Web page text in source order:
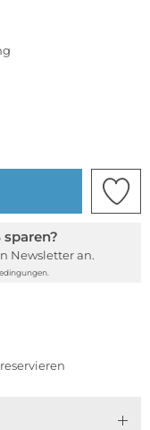
sparen?
Newsletter an.